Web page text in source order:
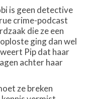
is geen detective
crime-podcast
die ze een
ging dan wel
Pip dat haar
achter haar
ze breken